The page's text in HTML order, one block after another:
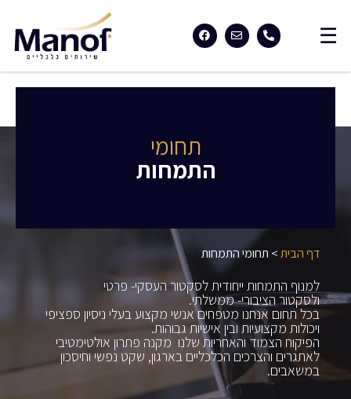
תחומי
התמחות
דף הבית> תחומי התמחות
למנוף התמחות ייחודית לסקטור העסקי- פרטי
ולסקטור הציבורי- ממשלתי.
בכל תחום אנחנו מטפחים אנשי מקצוע בעלי ניסיון ספציפי
ויכולות מקצועיות ובין אישיות גבוהות.
הפיקוח הצמוד והאחריות שלנו מקנה פתרון אולטימטיבי
לאתגרים והצרכים הכלכליים בארגון, שקט נפשי וחיסכון
במשאבים.